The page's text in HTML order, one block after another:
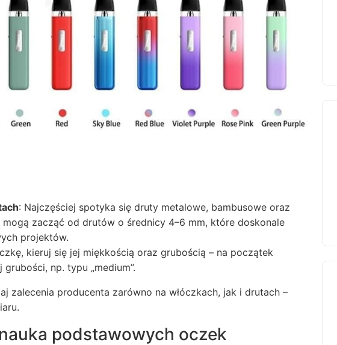
: Najczęściej spotyka się druty metalowe, bambusowe oraz
zacząć od drutów o średnicy 4–6 mm, które doskonale
projektów.
kieruj się jej miękkością oraz grubością – na początek
np. typu „medium”.
zalecenia producenta zarówno na włóczkach, jak i drutach –
podstawowych oczek